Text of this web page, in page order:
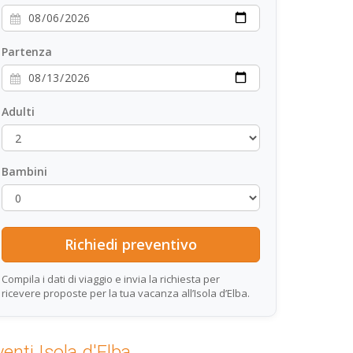
Partenza
Adulti
Bambini
Compila i dati di viaggio e invia la richiesta per
ricevere proposte per la tua vacanza all’Isola d’Elba.